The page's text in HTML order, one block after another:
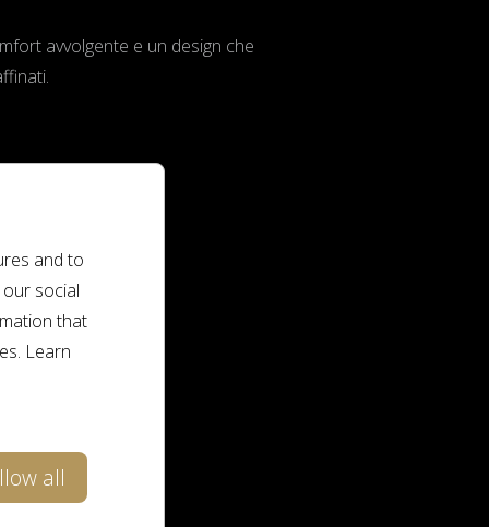
and to
social
that
Learn
all
avvolgente e un design che